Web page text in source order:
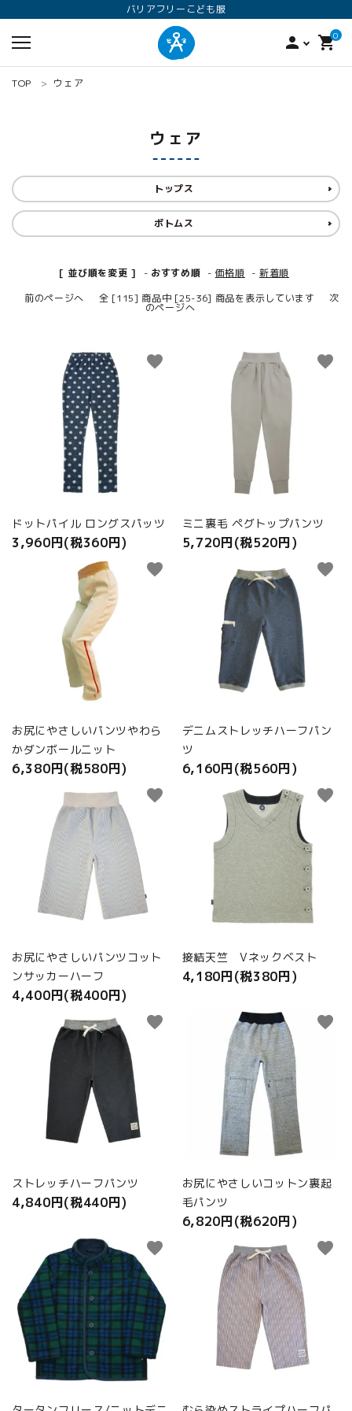
バリアフリーこども服
person 0
shopping_cart
search
ロンパース オプション加工 160
ANGEL KIDS WEARのこだわり
商品カテゴリから選ぶ
ACCOUNT MENU
ようこそ ゲスト 様
ログイン
TOP ウェア
ウェア
トップス
ボトムス
[ 並び順を変更 ] - おすすめ順 -価格順 - 新着順
前のページへ
全 [115] 商品中 [25-36] 商品を表示しています 次
のページへ
ドットパイル ロングスパッツ
3,960円(税360円)
favorite
ミニ裏毛 ペグトップパンツ
5,720円(税520円)
favorite
お尻にやさしいパンツやわら
かダンボールニット
6,380円(税580円)
favorite
デニムストレッチハーフパン
ツ
6,160円(税560円)
favorite
お尻にやさしいパンツコット
ンサッカーハーフ
4,400円(税400円)
favorite
接結天竺 Vネックベスト
4,180円(税380円)
favorite
ストレッチハーフパンツ
4,840円(税440円)
favorite
お尻にやさしいコットン裏起
毛パンツ
6,820円(税620円)
favorite
favorite favorite